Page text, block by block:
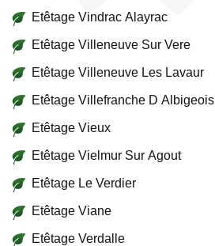
Etêtage Vindrac Alayrac
Etêtage Villeneuve Sur Vere
Etêtage Villeneuve Les Lavaur
Etêtage Villefranche D Albigeois
Etêtage Vieux
Etêtage Vielmur Sur Agout
Etêtage Le Verdier
Etêtage Viane
Etêtage Verdalle